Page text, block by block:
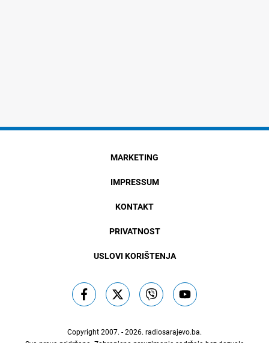
MARKETING
IMPRESSUM
KONTAKT
PRIVATNOST
USLOVI KORIŠTENJA
Copyright 2007. - 2026. radiosarajevo.ba.